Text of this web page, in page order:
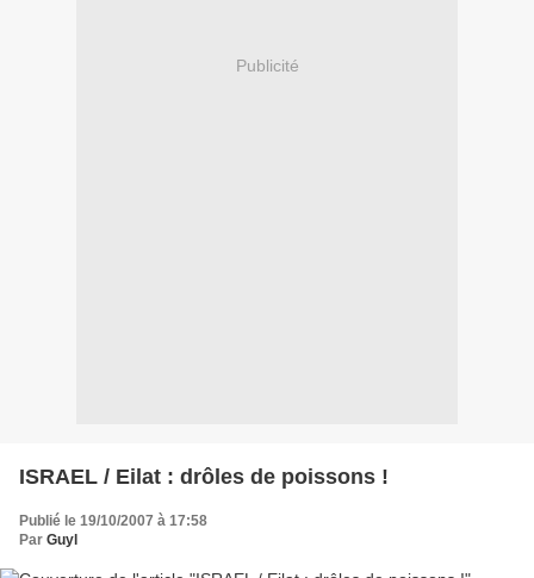
Publicité
ISRAEL / Eilat : drôles de poissons !
Publié le 19/10/2007 à 17:58
Par Guyl